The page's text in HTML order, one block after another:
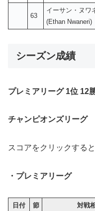
63
イーサン・ヌワ
(Ethan Nwaneri)
シーズン成績
プレミアリーグ 1位 12
チャンピオンズリーグ
スコアをクリックする
・プレミアリーグ
日付 節 対戦